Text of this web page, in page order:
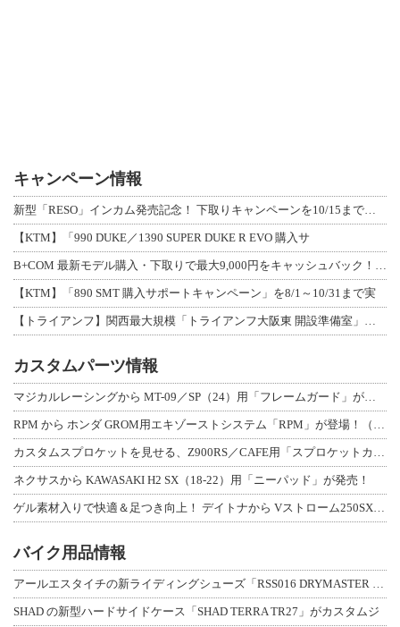
キャンペーン情報
新型「RESO」インカム発売記念！ 下取りキャンペーンを10/15まで延長して開
【KTM】「990 DUKE／1390 SUPER DUKE R EVO 購入サ
B+COM 最新モデル購入・下取りで最大9,000円をキャッシュバック！「B+F
【KTM】「890 SMT 購入サポートキャンペーン」を8/1～10/31まで実
【トライアンフ】関西最大規模「トライアンフ大阪東 開設準備室」がオープン！ 限定
カスタムパーツ情報
マジカルレーシングから MT-09／SP（24）用「フレームガード」が登場！
RPM から ホンダ GROM用エキゾーストシステム「RPM」が登場！（動画あり
カスタムスプロケットを見せる、Z900RS／CAFE用「スプロケットカバーフルキ
ネクサスから KAWASAKI H2 SX（18-22）用「ニーパッド」が発売！
ゲル素材入りで快適＆足つき向上！ デイトナから Vストローム250SX用「快適ロ
バイク用品情報
アールエスタイチの新ライディングシューズ「RSS016 DRYMASTER スト
SHAD の新型ハードサイドケース「SHAD TERRA TR27」がカスタムジ